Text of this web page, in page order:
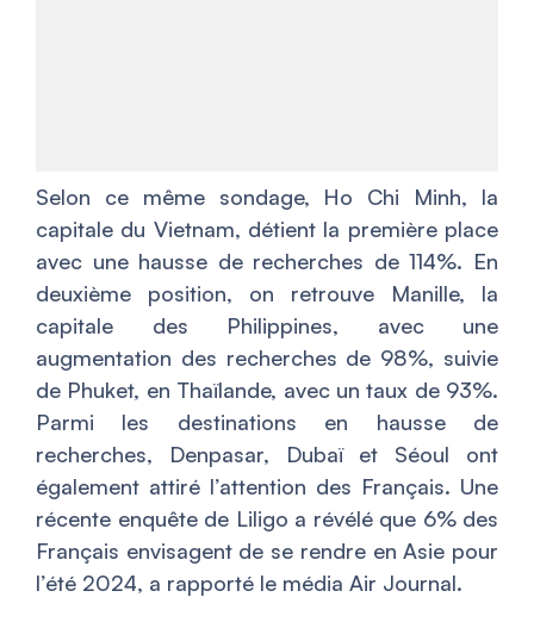
Selon ce même sondage, Ho Chi Minh, la
capitale du Vietnam, détient la première place
avec une hausse de recherches de 114%. En
deuxième position, on retrouve Manille, la
capitale des Philippines, avec une
augmentation des recherches de 98%, suivie
de Phuket, en Thaïlande, avec un taux de 93%.
Parmi les destinations en hausse de
recherches, Denpasar, Dubaï et Séoul ont
également attiré l’attention des Français. Une
récente enquête de Liligo a révélé que 6% des
Français envisagent de se rendre en Asie pour
l’été 2024, a rapporté le média Air Journal.